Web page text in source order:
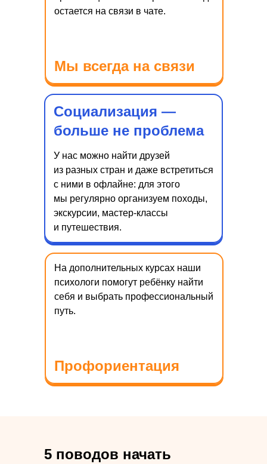
Социализация —
больше не проблема
У нас можно найти друзей
из разных стран и даже встретиться
с ними в офлайне: для этого
мы регулярно организуем походы,
экскурсии, мастер-классы
и путешествия.
Профориентация
На дополнительных курсах наши
психологи помогут ребёнку найти
себя и выбрать профессиональный
путь.
Мы всегда на связи
остается на связи в чате.
5 поводов начать
Преимущества
дистанционного
обучения